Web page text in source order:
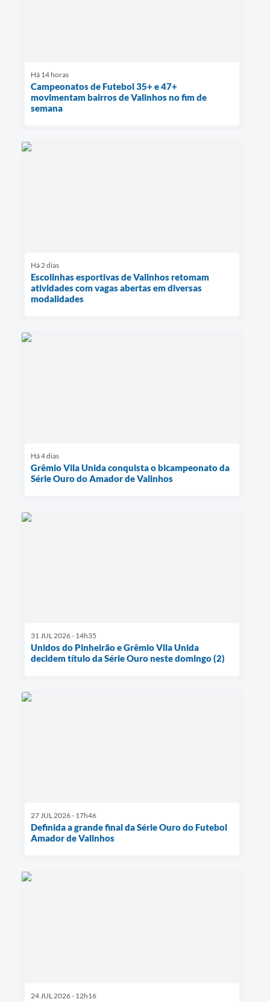
Há 14 horas
Campeonatos de Futebol 35+ e 47+
movimentam bairros de Valinhos no fim de
semana
Há 2 dias
Escolinhas esportivas de Valinhos retomam
atividades com vagas abertas em diversas
modalidades
Há 4 dias
Grêmio Vila Unida conquista o bicampeonato da
Série Ouro do Amador de Valinhos
31 JUL 2026 - 14h35
Unidos do Pinheirão e Grêmio Vila Unida
decidem título da Série Ouro neste domingo (2)
27 JUL 2026 - 17h46
Definida a grande final da Série Ouro do Futebol
Amador de Valinhos
24 JUL 2026 - 12h16